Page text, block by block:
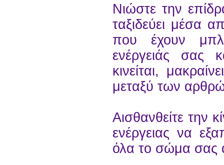
Νιώστε την
ταξιδεύει μέσα
που έχουν
ενέργειάς
κινείται,
μεταξύ των
Αισθανθείτε την
ενέργειας να
όλα το σώμα σας